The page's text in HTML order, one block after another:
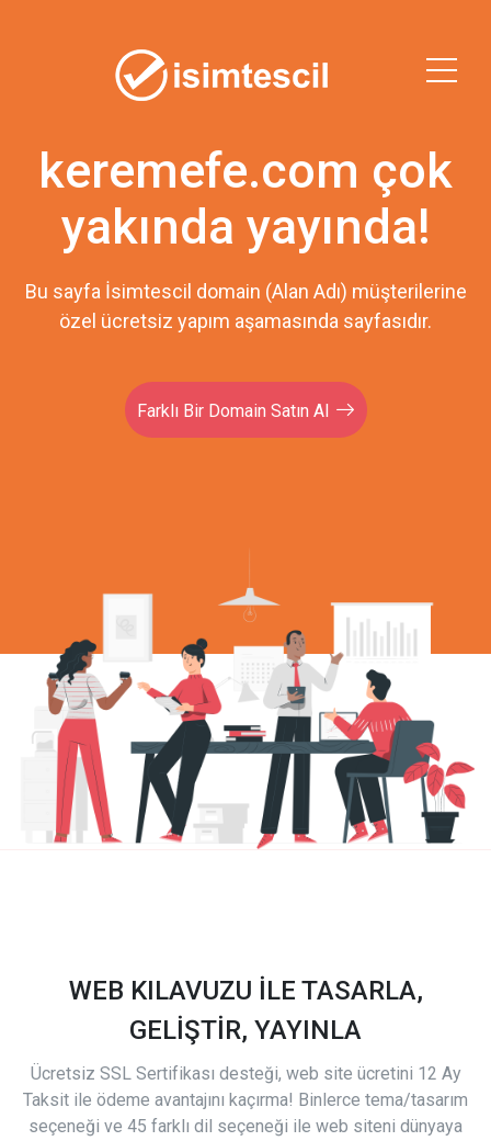
keremefe.com çok
yakında yayında!
Bu sayfa İsimtescil domain (Alan Adı) müşterilerine
özel ücretsiz yapım aşamasında sayfasıdır.
Farklı Bir Domain Satın Al
WEB KILAVUZU İLE TASARLA,
GELİŞTİR, YAYINLA
Ücretsiz SSL Sertifikası desteği, web site ücretini 12 Ay
Taksit ile ödeme avantajını kaçırma! Binlerce tema/tasarım
seçeneği ve 45 farklı dil seçeneği ile web siteni dünyaya